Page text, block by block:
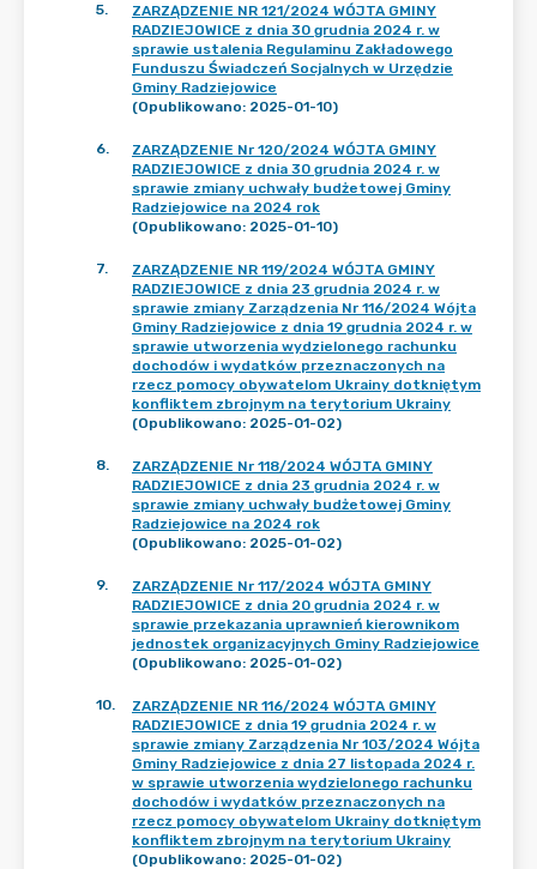
5.
ZARZĄDZENIE NR 121/2024 WÓJTA GMINY
RADZIEJOWICE z dnia 30 grudnia 2024 r. w
sprawie ustalenia Regulaminu Zakładowego
Funduszu Świadczeń Socjalnych w Urzędzie
Gminy Radziejowice
(Opublikowano: 2025-01-10)
6.
ZARZĄDZENIE Nr 120/2024 WÓJTA GMINY
RADZIEJOWICE z dnia 30 grudnia 2024 r. w
sprawie zmiany uchwały budżetowej Gminy
Radziejowice na 2024 rok
(Opublikowano: 2025-01-10)
7.
ZARZĄDZENIE NR 119/2024 WÓJTA GMINY
RADZIEJOWICE z dnia 23 grudnia 2024 r. w
sprawie zmiany Zarządzenia Nr 116/2024 Wójta
Gminy Radziejowice z dnia 19 grudnia 2024 r. w
sprawie utworzenia wydzielonego rachunku
dochodów i wydatków przeznaczonych na
rzecz pomocy obywatelom Ukrainy dotkniętym
konfliktem zbrojnym na terytorium Ukrainy
(Opublikowano: 2025-01-02)
8.
ZARZĄDZENIE Nr 118/2024 WÓJTA GMINY
RADZIEJOWICE z dnia 23 grudnia 2024 r. w
sprawie zmiany uchwały budżetowej Gminy
Radziejowice na 2024 rok
(Opublikowano: 2025-01-02)
9.
ZARZĄDZENIE Nr 117/2024 WÓJTA GMINY
RADZIEJOWICE z dnia 20 grudnia 2024 r. w
sprawie przekazania uprawnień kierownikom
jednostek organizacyjnych Gminy Radziejowice
(Opublikowano: 2025-01-02)
10.
ZARZĄDZENIE NR 116/2024 WÓJTA GMINY
RADZIEJOWICE z dnia 19 grudnia 2024 r. w
sprawie zmiany Zarządzenia Nr 103/2024 Wójta
Gminy Radziejowice z dnia 27 listopada 2024 r.
w sprawie utworzenia wydzielonego rachunku
dochodów i wydatków przeznaczonych na
rzecz pomocy obywatelom Ukrainy dotkniętym
konfliktem zbrojnym na terytorium Ukrainy
(Opublikowano: 2025-01-02)